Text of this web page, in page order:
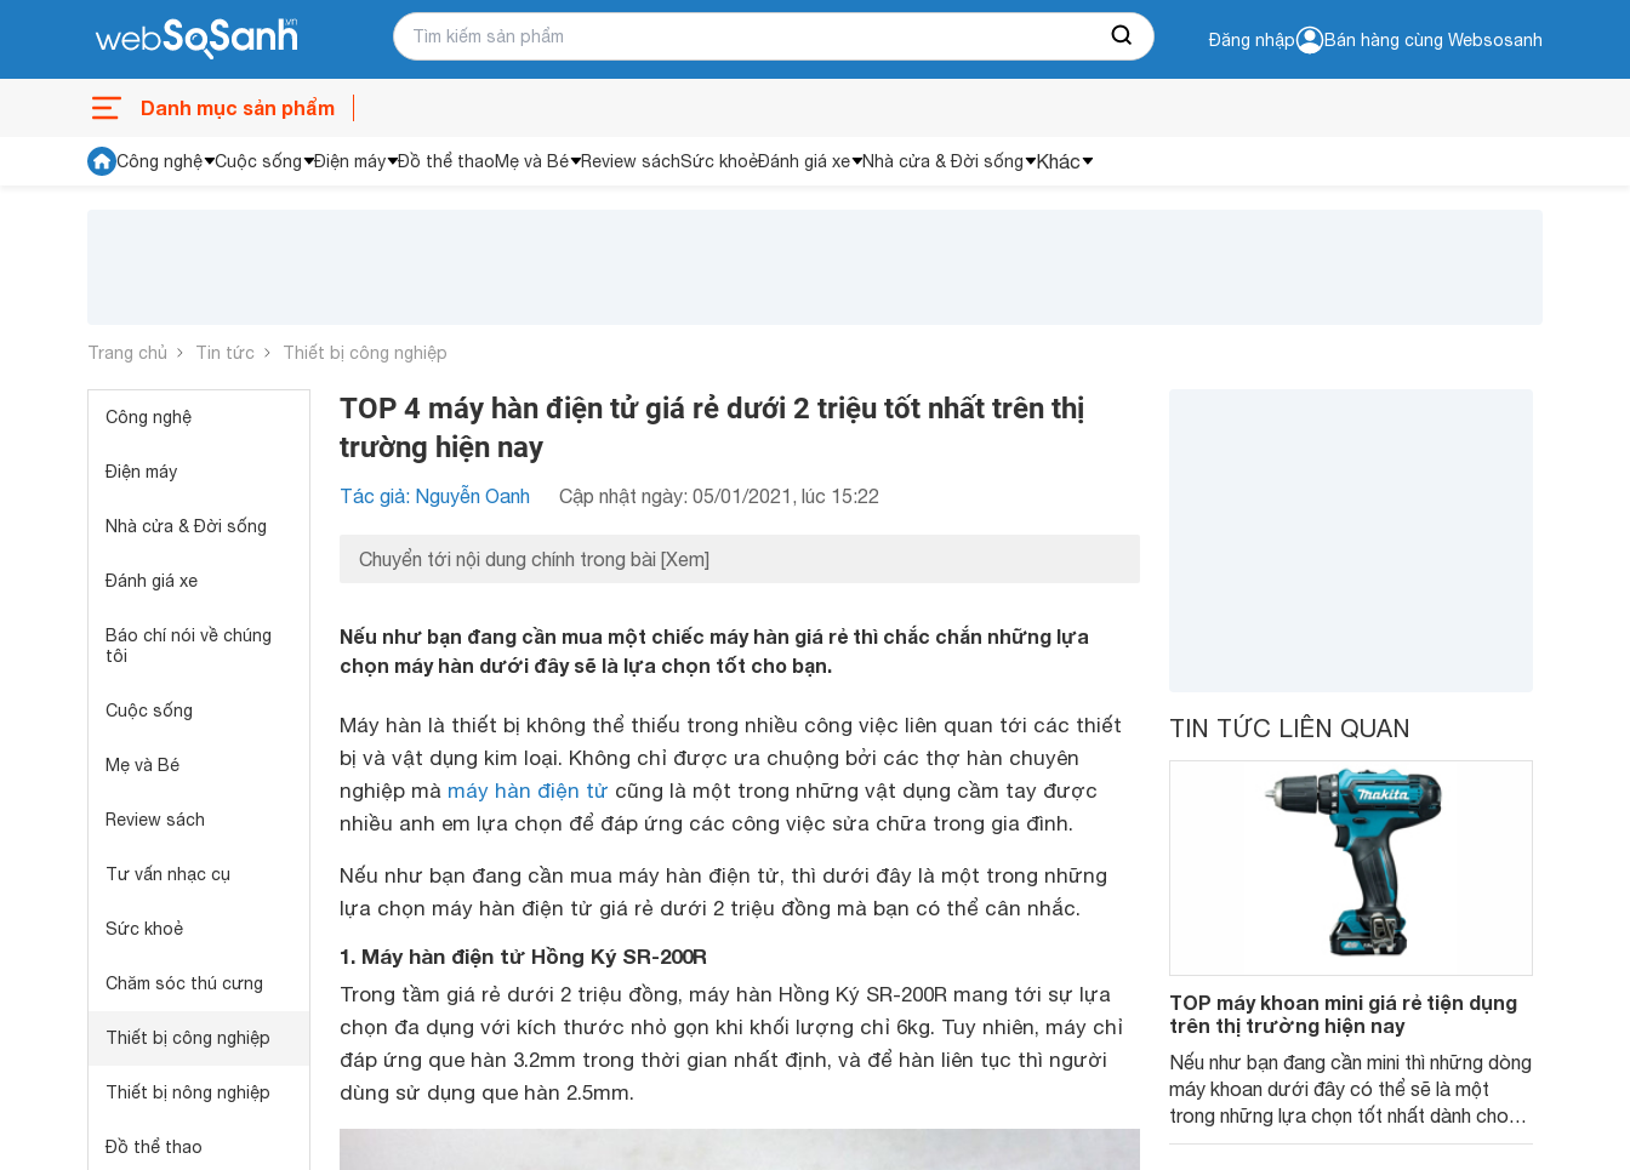
Đăng nhập Bán hàng cùng Websosanh
Danh mục sản phẩm
Công nghệ Cuộc sống Điện máy Đồ thể thaoMẹ và Bé Review sáchSức khoẻĐánh giá xe Nhà cửa & Đời sống Khác
Trang chủ Tin tức Thiết bị công nghiệp
Công nghệ
Điện máy
Nhà cửa & Đời sống
Đánh giá xe
Báo chí nói về chúng
tôi
Cuộc sống
Mẹ và Bé
Review sách
Tư vấn nhạc cụ
Sức khoẻ
Chăm sóc thú cưng
Thiết bị công nghiệp
Thiết bị nông nghiệp
Đồ thể thao
TOP 4 máy hàn điện tử giá rẻ dưới 2 triệu tốt nhất trên thị
trường hiện nay
Tác giả: Nguyễn Oanh Cập nhật ngày: 05/01/2021, lúc 15:22
Chuyển tới nội dung chính trong bài [Xem]
Nếu như bạn đang cần mua một chiếc máy hàn giá rẻ thì chắc chắn những lựa
chọn máy hàn dưới đây sẽ là lựa chọn tốt cho bạn.
Máy hàn là thiết bị không thể thiếu trong nhiều công việc liên quan tới các thiết
bị và vật dụng kim loại. Không chỉ được ưa chuộng bởi các thợ hàn chuyên
nghiệp mà máy hàn điện tử cũng là một trong những vật dụng cầm tay được
nhiều anh em lựa chọn để đáp ứng các công việc sửa chữa trong gia đình.
Nếu như bạn đang cần mua máy hàn điện tử, thì dưới đây là một trong những
lựa chọn máy hàn điện tử giá rẻ dưới 2 triệu đồng mà bạn có thể cân nhắc.
1. Máy hàn điện tử Hồng Ký SR-200R
Trong tầm giá rẻ dưới 2 triệu đồng, máy hàn Hồng Ký SR-200R mang tới sự lựa
chọn đa dụng với kích thước nhỏ gọn khi khối lượng chỉ 6kg. Tuy nhiên, máy chỉ
đáp ứng que hàn 3.2mm trong thời gian nhất định, và để hàn liên tục thì người
dùng sử dụng que hàn 2.5mm.
TIN TỨC LIÊN QUAN
TOP máy khoan mini giá rẻ tiện dụng
trên thị trường hiện nay
Nếu như bạn đang cần mini thì những dòng
máy khoan dưới đây có thể sẽ là một
trong những lựa chọn tốt nhất dành cho
bạn.